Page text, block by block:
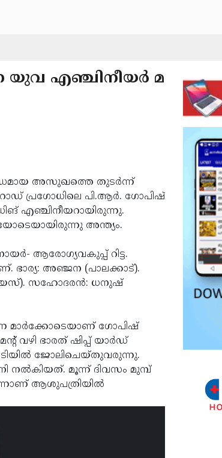
യുവ എഞ്ചിനീയര്‍ മ
അസുഖത്തെ തുടര്‍ന്ന്
പ്രഗോധിലെ പി.ആര്‍. ഗോപിഷ്
എഞ്ചിനീയറായിരുന്നു.
അന്ത്യം.
ആരോഗ്യവകുപ്പ് റിട്ട.
ഭാര്യ: അഞ്ജന (പാലക്കാട്).
വയസ്). സഹോദരന്‍: ധനുഷ്
മാര്‍ക്കോടെയാണ് ഗോപിഷ്
വഴി ഭാരത് ഷിപ്പ് യാര്‍ഡ്
ജോലിചെയ്തുവരുന്നു.
നല്‍കിയത്. മൂന്ന് ദിവസം മുമ്പ്
ആശുപത്രിയില്‍